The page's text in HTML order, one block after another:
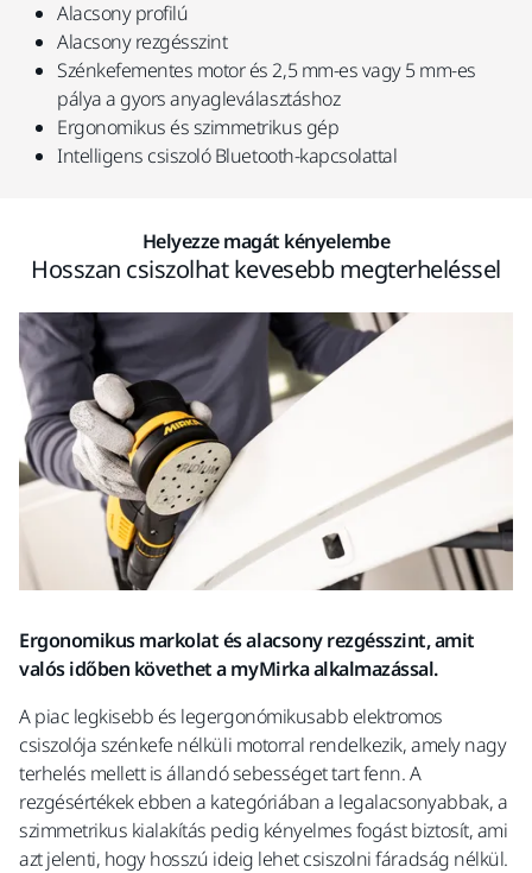
Alacsony profilú
Alacsony rezgésszint
Szénkefementes motor és 2,5 mm-es vagy 5 mm-es
pálya a gyors anyagleválasztáshoz
Ergonomikus és szimmetrikus gép
Intelligens csiszoló Bluetooth-kapcsolattal
Helyezze magát kényelembe
Hosszan csiszolhat kevesebb megterheléssel
Ergonomikus markolat és alacsony rezgésszint, amit
valós időben követhet a myMirka alkalmazással.
A piac legkisebb és legergonómikusabb elektromos
csiszolója szénkefe nélküli motorral rendelkezik, amely nagy
terhelés mellett is állandó sebességet tart fenn. A
rezgésértékek ebben a kategóriában a legalacsonyabbak, a
szimmetrikus kialakítás pedig kényelmes fogást biztosít, ami
azt jelenti, hogy hosszú ideig lehet csiszolni fáradság nélkül.